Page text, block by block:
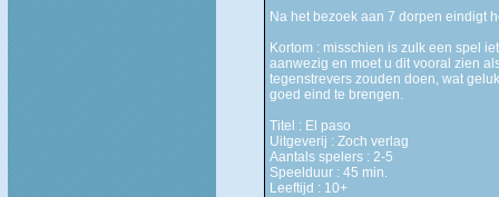
Na het bezoek aan 7 dorpen eindigt
Kortom : misschien is zulk een spel
aanwezig en moet u dit vooral zien
tegenstrevers zouden doen, wat
goed eind te brengen.
Titel : El paso
Uitgeverij : Zoch verlag
Aantals spelers : 2-5
Speelduur : 45 min.
Leeftijd : 10+